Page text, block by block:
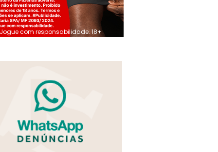
Jogue com responsabilidade. 18+